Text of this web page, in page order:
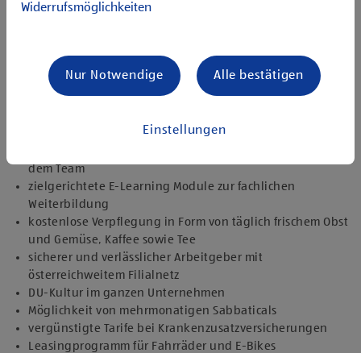
zuverlässige und organisierte Arbeitsweise zur
Angebote, die mich überzeugen
attraktive Teilzeitoptionen
vielseitiges und verantwortungsvolles Tätigkeitsfeld
dem Team
zielgerichtete E-Learning Module zur fachlichen
Weiterbildung
kostenlose Verpflegung in Form von täglich frischem Obst
und Gemüse, Kaffee sowie Tee
sicherer und verlässlicher Arbeitgeber mit
österreichweitem Filialnetz
DU-Kultur im ganzen Unternehmen
Möglichkeit von mehrmonatigen Sabbaticals
vergünstigte Tarife bei Krankenzusatzversicherungen
Leasingprogramm für Fahrräder und E-Bikes
Widerrufsmöglichkeiten
Einstellungen
Nur Notwendige Alle bestätigen